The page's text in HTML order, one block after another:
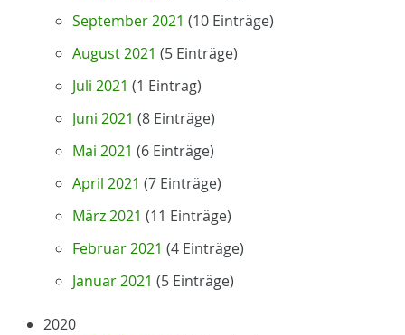
September 2021 (10 Einträge)
August 2021 (5 Einträge)
Juli 2021 (1 Eintrag)
Juni 2021 (8 Einträge)
Mai 2021 (6 Einträge)
April 2021 (7 Einträge)
März 2021 (11 Einträge)
Februar 2021 (4 Einträge)
Januar 2021 (5 Einträge)
2020